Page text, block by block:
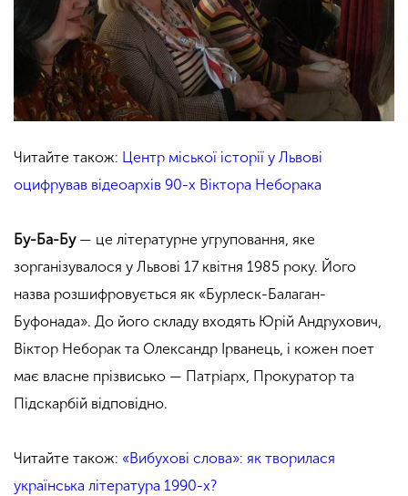
Читайте також: Центр міської історії у Львові
оцифрував відеоархів 90-х Віктора Неборака
Бу-Ба-Бу— це літературне угруповання, яке
зорганізувалося у Львові 17 квітня 1985 року. Його
назва розшифровується як «Бурлеск-Балаган-
Буфонада». До його складу входять Юрій Андрухович,
Віктор Неборак та Олександр Ірванець, і кожен поет
має власне прізвисько — Патріарх, Прокуратор та
Підскарбій відповідно.
Читайте також: «Вибухові слова»: як творилася
українська література 1990-х?